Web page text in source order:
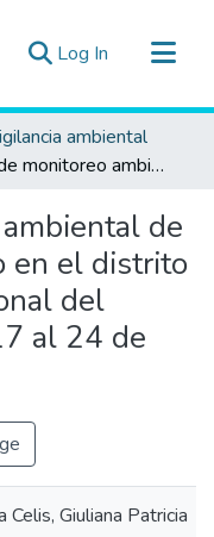
Log In (current)
ambiental
Informe de monitoreo ambiental de calidad de aire y suelo en el distrito y Provincia Constitucional del Callao, realizado del 17 al 24 de agosto de 2015
de
en el distrito
del
al 24 de
Celis, Giuliana Patricia